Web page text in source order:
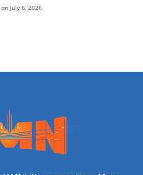
July 6, 2026